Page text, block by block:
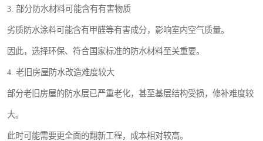
3. 部分防水材料可能含有有害物质
劣质防水涂料可能含有甲醛等有害成分，影响室内空气质量。
因此，选择环保、符合国家标准的防水材料至关重要。
4. 老旧房屋防水改造难度较大
部分老旧房屋的防水层已严重老化，甚至基层结构受损，修补难度较
大。
此时可能需要更全面的翻新工程，成本相对较高。